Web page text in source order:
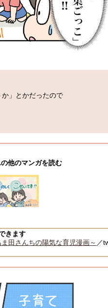
」とかだったので
他のマンガを読む
きます
田さんちの陽気な育児漫画～ ／